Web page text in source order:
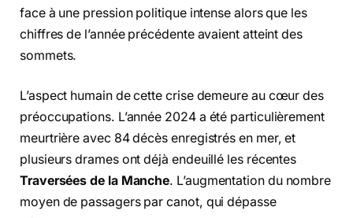
face à une pression politique intense alors que les
chiffres de l’année précédente avaient atteint des
sommets.
L’aspect humain de cette crise demeure au cœur des
préoccupations. L’année 2024 a été particulièrement
meurtrière avec 84 décès enregistrés en mer, et
plusieurs drames ont déjà endeuillé les récentes
Traversées de la Manche. L’augmentation du nombre
moyen de passagers par canot, qui dépasse